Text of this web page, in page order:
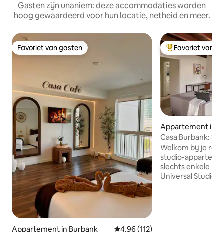
Gasten zijn unaniem: deze accommodaties worden
hoog gewaardeerd voor hun locatie, netheid en meer.
Favoriet van gasten
Favoriet van gasten
Appartement in Burbank Gemiddelde beoordeling van
4,96 (112)
Topfavoriet van
Favoriet van
Appartement in
Casa Burbank:
Welkom bij je
studio-
slechts enkele
Universal Studios, Burbank Studios en